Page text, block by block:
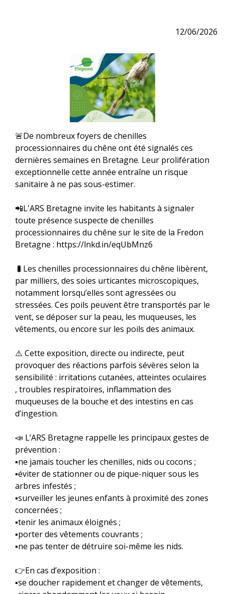
12/06/2026
🚨De nombreux foyers de chenilles
processionnaires du chêne ont été signalés ces
dernières semaines en Bretagne. Leur prolifération
exceptionnelle cette année entraîne un risque
sanitaire à ne pas sous-estimer.
📲L'ARS Bretagne invite les habitants à signaler
toute présence suspecte de chenilles
processionnaires du chêne sur le site de la Fredon
Bretagne : https://lnkd.in/eqUbMnz6
🐛Les chenilles processionnaires du chêne libèrent,
par milliers, des soies urticantes microscopiques,
notamment lorsqu’elles sont agressées ou
stressées. Ces poils peuvent être transportés par le
vent, se déposer sur la peau, les muqueuses, les
vêtements, ou encore sur les poils des animaux.
⚠️ Cette exposition, directe ou indirecte, peut
provoquer des réactions parfois sévères selon la
sensibilité : irritations cutanées, atteintes oculaires
, troubles respiratoires, inflammation des
muqueuses de la bouche et des intestins en cas
d’ingestion.
📣 L’ARS Bretagne rappelle les principaux gestes de
prévention :
▪️ne jamais toucher les chenilles, nids ou cocons ;
▪️éviter de stationner ou de pique-niquer sous les
arbres infestés ;
▪️surveiller les jeunes enfants à proximité des zones
concernées ;
▪️tenir les animaux éloignés ;
▪️porter des vêtements couvrants ;
▪️ne pas tenter de détruire soi-même les nids.
👉En cas d’exposition :
▪️se doucher rapidement et changer de vêtements,